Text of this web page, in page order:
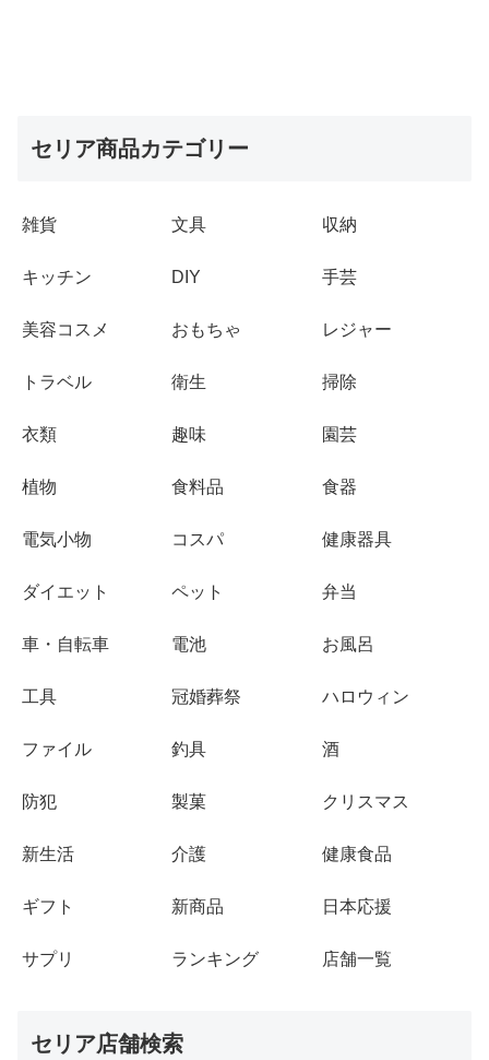
セリア商品カテゴリー
雑貨 文具 収納
キッチン DIY 手芸
美容コスメ おもちゃ レジャー
トラベル 衛生 掃除
衣類 趣味 園芸
植物 食料品 食器
電気小物 コスパ 健康器具
ダイエット ペット 弁当
車・自転車 電池 お風呂
工具 冠婚葬祭 ハロウィン
ファイル 釣具 酒
防犯 製菓 クリスマス
新生活 介護 健康食品
ギフト 新商品 日本応援
サプリ ランキング 店舗一覧
セリア店舗検索